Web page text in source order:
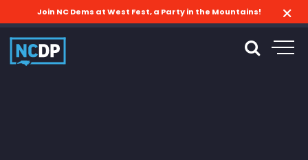
Join NC Dems at West Fest, a Party in the Mountains!